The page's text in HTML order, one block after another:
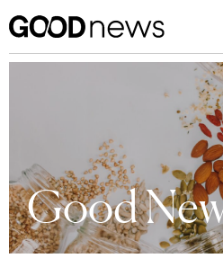
Good